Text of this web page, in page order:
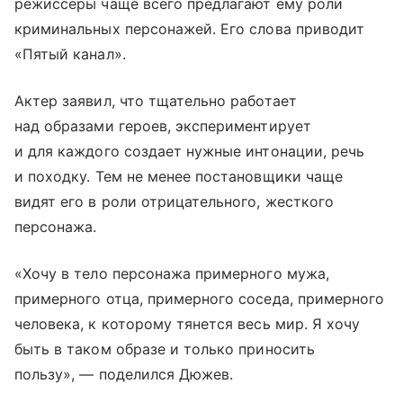
режиссеры чаще всего предлагают ему роли
криминальных персонажей. Его слова приводит
«Пятый канал».
Актер заявил, что тщательно работает
над образами героев, экспериментирует
и для каждого создает нужные интонации, речь
и походку. Тем не менее постановщики чаще
видят его в роли отрицательного, жесткого
персонажа.
«Хочу в тело персонажа примерного мужа,
примерного отца, примерного соседа, примерного
человека, к которому тянется весь мир. Я хочу
быть в таком образе и только приносить
пользу», — поделился Дюжев.